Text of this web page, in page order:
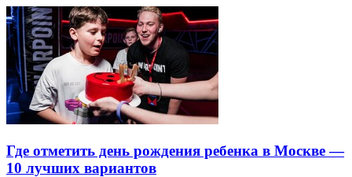
Где отметить день рождения ребенка в Москве —
10 лучших вариантов